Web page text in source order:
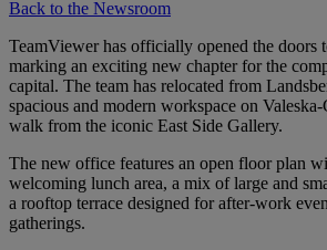
Back to the Newsroom
TeamViewer has officially opened the doors
marking an exciting new chapter for the
capital. The team has relocated from
spacious and modern workspace on
walk from the iconic East Side Gallery.
The new office features an open floor plan
welcoming lunch area, a mix of large and
a rooftop terrace designed for after-work
gatherings.